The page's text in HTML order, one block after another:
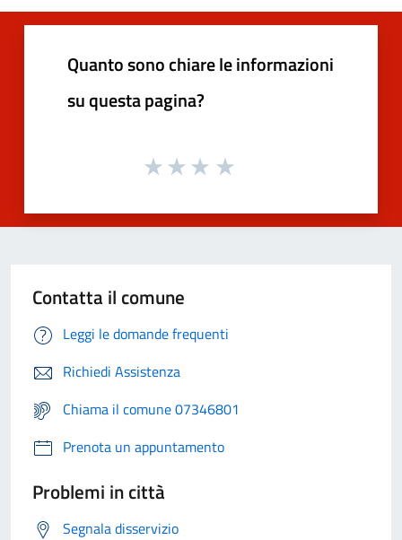
Quanto sono chiare le informazioni
su questa pagina?
Contatta il comune
Leggi le domande frequenti
Richiedi Assistenza
Chiama il comune 07346801
Prenota un appuntamento
Problemi in città
Segnala disservizio